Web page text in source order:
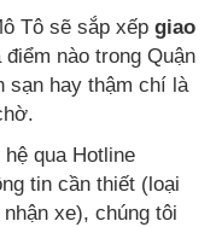
Tô sẽ sắp xếp giao
nào trong Quận
sạn hay thậm chí là
qua Hotline
tin cần thiết (loại
xe), chúng tôi